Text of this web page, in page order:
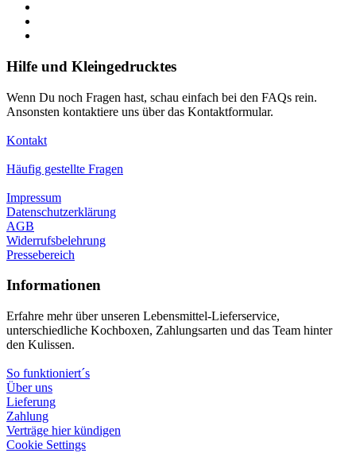
Hilfe und Kleingedrucktes
Wenn Du noch Fragen hast, schau einfach bei den FAQs rein.
Ansonsten kontaktiere uns über das Kontaktformular.
Kontakt
Häufig gestellte Fragen
Impressum
Datenschutzerklärung
AGB
Widerrufsbelehrung
Pressebereich
Informationen
Erfahre mehr über unseren Lebensmittel-Lieferservice,
unterschiedliche Kochboxen, Zahlungsarten und das Team hinter
den Kulissen.
So funktioniert´s
Über uns
Lieferung
Zahlung
Verträge hier kündigen
Cookie Settings